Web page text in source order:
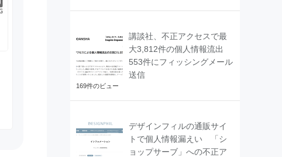
講談社、不正アクセスで最
大3,812件の個人情報流出
553件にフィッシングメール
送信
169件のビュー
デザインフィルの通販サイ
トで個人情報漏えい 「シ
ョップサーブ」への不正ア